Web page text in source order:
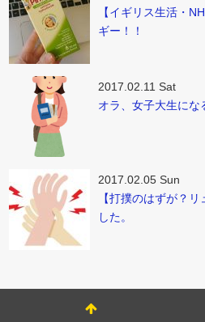
【イギリス生活・
ギー！！
2017.02.11 Sat
オラ、女子大生にな
2017.02.05 Sun
【打撲のはずが？
した。